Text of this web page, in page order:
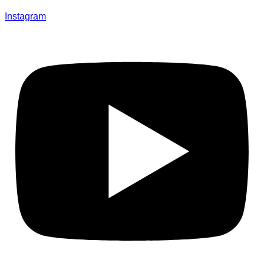
Instagram